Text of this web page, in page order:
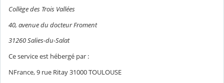
Collège des Trois Vallées
40, avenue du docteur Froment
31260 Salies-du-Salat
Ce service est hébergé par :
NFrance, 9 rue Ritay 31000 TOULOUSE